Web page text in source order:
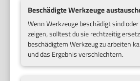
Beschädigte Werkzeuge
Wenn Werkzeuge beschädigt sind
zeigen, solltest du sie rechtzeitig
beschädigtem Werkzeug zu arbeiten
und das Ergebnis verschlechtern.